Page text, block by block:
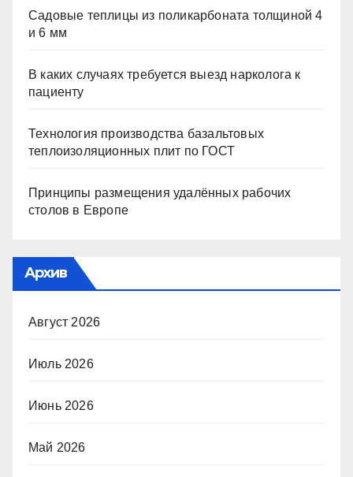
Садовые теплицы из поликарбоната толщиной 4
и 6 мм
В каких случаях требуется выезд нарколога к
пациенту
Технология производства базальтовых
теплоизоляционных плит по ГОСТ
Принципы размещения удалённых рабочих
столов в Европе
Архив
Август 2026
Июль 2026
Июнь 2026
Май 2026